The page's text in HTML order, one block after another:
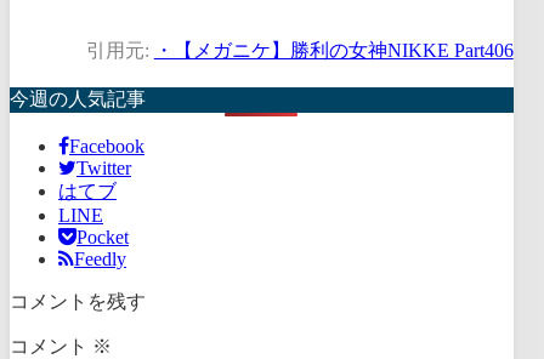
引用元: ・【メガニケ】勝利の女神NIKKE Part406
今週の人気記事
Facebook
Twitter
はてブ
LINE
Pocket
Feedly
コメントを残す
コメント ※